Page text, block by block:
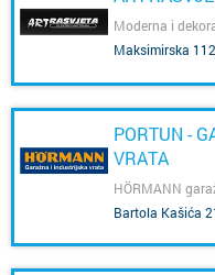
Moderna i
Maksimirska
PORTUN -
VRATA
HÖRMANN
Bartola Kašića